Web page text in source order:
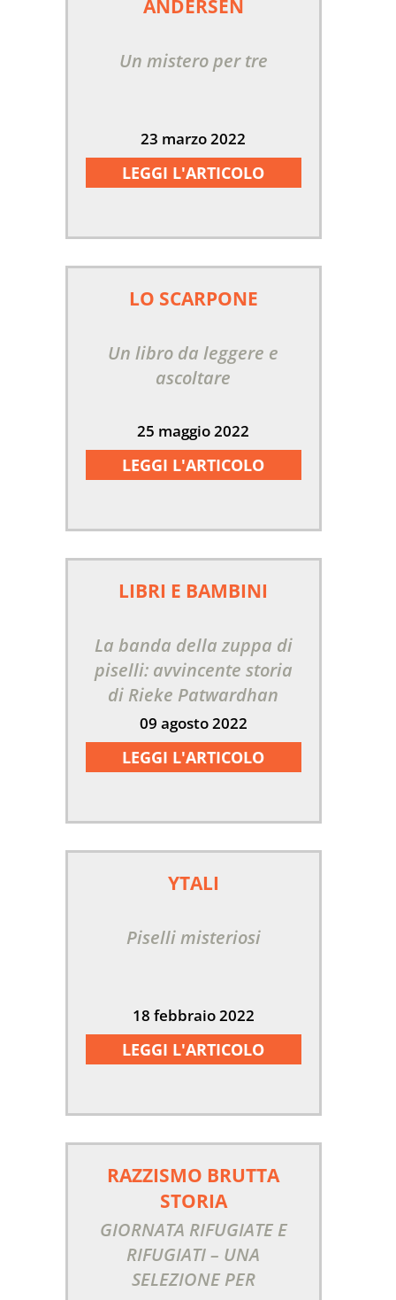
ANDERSEN
Un mistero per tre
23 marzo 2022
LEGGI L'ARTICOLO
LO SCARPONE
Un libro da leggere e
ascoltare
25 maggio 2022
LEGGI L'ARTICOLO
LIBRI E BAMBINI
La banda della zuppa di
piselli: avvincente storia
di Rieke Patwardhan
09 agosto 2022
LEGGI L'ARTICOLO
YTALI
Piselli misteriosi
18 febbraio 2022
LEGGI L'ARTICOLO
RAZZISMO BRUTTA
STORIA
GIORNATA RIFUGIATE E
RIFUGIATI – UNA
SELEZIONE PER